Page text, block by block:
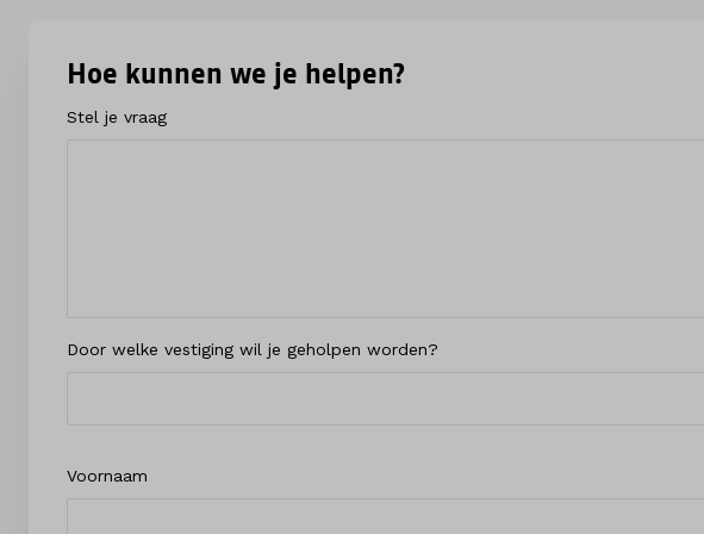
Hoe kunnen we je helpen?
Stel je vraag
Door welke vestiging wil je geholpen worden?
Voornaam